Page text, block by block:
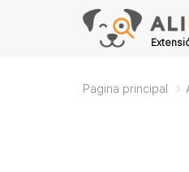
Pagina principal